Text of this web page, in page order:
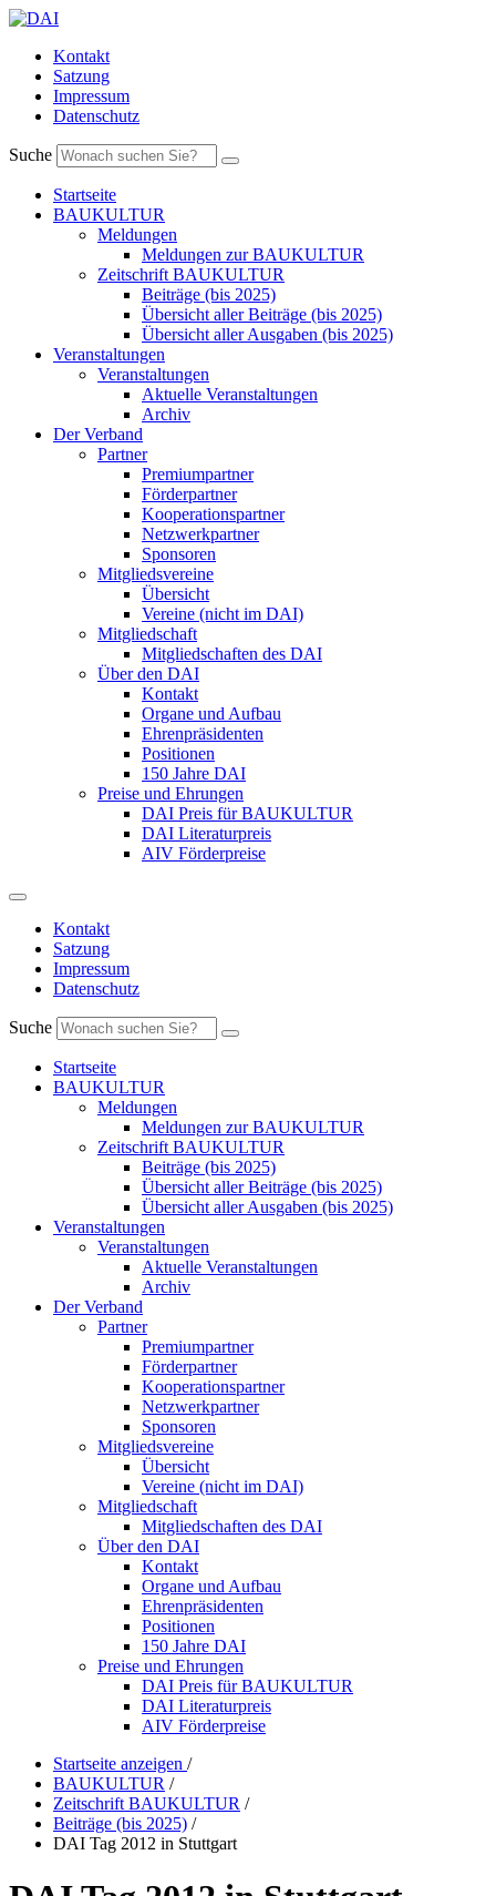
Kontakt
Satzung
Impressum
Datenschutz
Suche
Startseite
BAUKULTUR
Meldungen
Meldungen zur BAUKULTUR
Zeitschrift BAUKULTUR
Beiträge (bis 2025)
Übersicht aller Beiträge (bis 2025)
Übersicht aller Ausgaben (bis 2025)
Veranstaltungen
Veranstaltungen
Aktuelle Veranstaltungen
Archiv
Der Verband
Partner
Premiumpartner
Förderpartner
Kooperationspartner
Netzwerkpartner
Sponsoren
Mitgliedsvereine
Übersicht
Vereine (nicht im DAI)
Mitgliedschaft
Mitgliedschaften des DAI
Über den DAI
Kontakt
Organe und Aufbau
Ehrenpräsidenten
Positionen
150 Jahre DAI
Preise und Ehrungen
DAI Preis für BAUKULTUR
DAI Literaturpreis
AIV Förderpreise
Kontakt
Satzung
Impressum
Datenschutz
Suche
Startseite
BAUKULTUR
Meldungen
Meldungen zur BAUKULTUR
Zeitschrift BAUKULTUR
Beiträge (bis 2025)
Übersicht aller Beiträge (bis 2025)
Übersicht aller Ausgaben (bis 2025)
Veranstaltungen
Veranstaltungen
Aktuelle Veranstaltungen
Archiv
Der Verband
Partner
Premiumpartner
Förderpartner
Kooperationspartner
Netzwerkpartner
Sponsoren
Mitgliedsvereine
Übersicht
Vereine (nicht im DAI)
Mitgliedschaft
Mitgliedschaften des DAI
Über den DAI
Kontakt
Organe und Aufbau
Ehrenpräsidenten
Positionen
150 Jahre DAI
Preise und Ehrungen
DAI Preis für BAUKULTUR
DAI Literaturpreis
AIV Förderpreise
Startseite anzeigen /
BAUKULTUR /
Zeitschrift BAUKULTUR /
Beiträge (bis 2025) /
DAI Tag 2012 in Stuttgart